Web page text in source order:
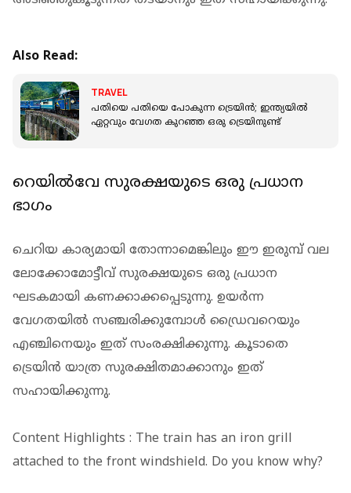
Also Read:
TRAVEL
പതിയെ പതിയെ പോകുന്ന ട്രെയിന്‍; ഇന്ത്യയില്‍
ഏറ്റവും വേഗത കുറഞ്ഞ ഒരു ട്രെയിനുണ്ട്
റെയില്‍വേ സുരക്ഷയുടെ ഒരു പ്രധാന
ഭാഗം
ചെറിയ കാര്യമായി തോന്നാമെങ്കിലും ഈ ഇരുമ്പ് വല
ലോക്കോമോട്ടീവ് സുരക്ഷയുടെ ഒരു പ്രധാന
ഘടകമായി കണക്കാക്കപ്പെടുന്നു. ഉയര്‍ന്ന
വേഗതയില്‍ സഞ്ചരിക്കുമ്പോള്‍ ഡ്രൈവറെയും
എഞ്ചിനെയും ഇത് സംരക്ഷിക്കുന്നു. കൂടാതെ
ട്രെയിന്‍ യാത്ര സുരക്ഷിതമാക്കാനും ഇത്
സഹായിക്കുന്നു.
Content Highlights : The train has an iron grill
attached to the front windshield. Do you know why?